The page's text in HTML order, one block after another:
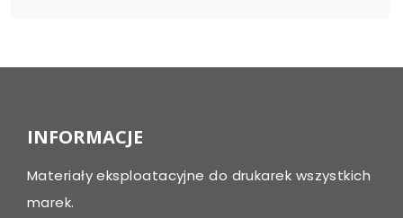
INFORMACJE
Materiały eksploatacyjne do drukarek wszystkich
marek.